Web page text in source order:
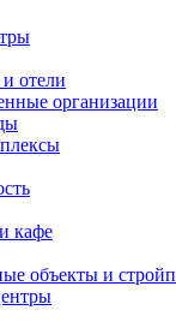
отели
организации
кафе
объекты и